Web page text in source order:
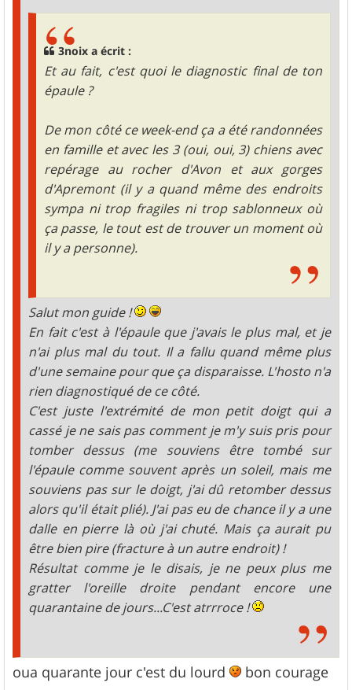
3noix a écrit :
Et au fait, c'est quoi le diagnostic final de ton
épaule ?
De mon côté ce week-end ça a été randonnées
en famille et avec les 3 (oui, oui, 3) chiens avec
repérage au rocher d'Avon et aux gorges
d'Apremont (il y a quand même des endroits
sympa ni trop fragiles ni trop sablonneux où
ça passe, le tout est de trouver un moment où
il y a personne).
Salut mon guide !
En fait c'est à l'épaule que j'avais le plus mal, et je
n'ai plus mal du tout. Il a fallu quand même plus
d'une semaine pour que ça disparaisse. L'hosto n'a
rien diagnostiqué de ce côté.
C'est juste l'extrémité de mon petit doigt qui a
cassé je ne sais pas comment je m'y suis pris pour
tomber dessus (me souviens être tombé sur
l'épaule comme souvent après un soleil, mais me
souviens pas sur le doigt, j'ai dû retomber dessus
alors qu'il était plié). J'ai pas eu de chance il y a une
dalle en pierre là où j'ai chuté. Mais ça aurait pu
être bien pire (fracture à un autre endroit) !
Résultat comme je le disais, je ne peux plus me
gratter l'oreille droite pendant encore une
quarantaine de jours...C'est atrrroce !
oua quarante jour c'est du lourd bon courage